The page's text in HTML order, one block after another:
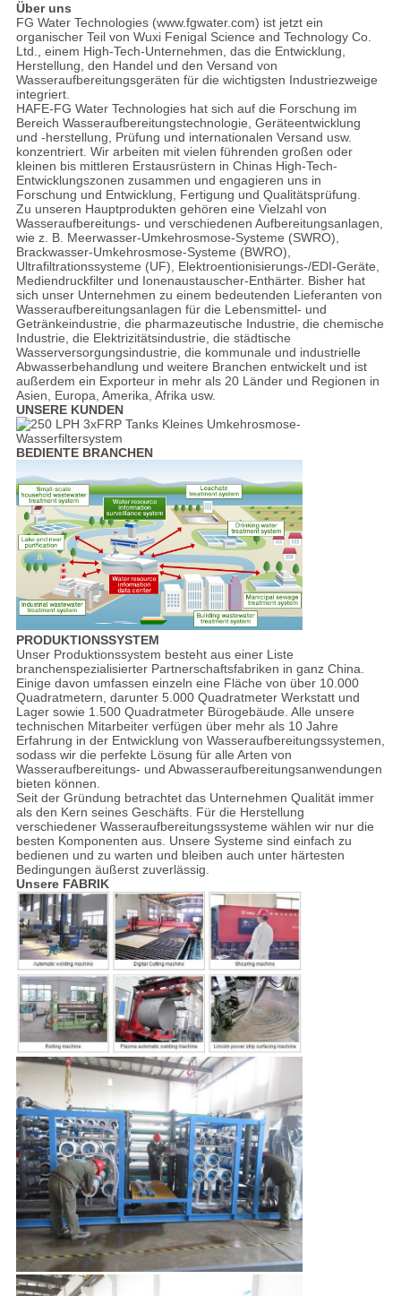
Über uns
FG Water Technologies (www.fgwater.com) ist jetzt ein
organischer Teil von Wuxi Fenigal Science and Technology Co.
Ltd., einem High-Tech-Unternehmen, das die Entwicklung,
Herstellung, den Handel und den Versand von
Wasseraufbereitungsgeräten für die wichtigsten Industriezweige
integriert.
HAFE-FG Water Technologies hat sich auf die Forschung im
Bereich Wasseraufbereitungstechnologie, Geräteentwicklung
und -herstellung, Prüfung und internationalen Versand usw.
konzentriert. Wir arbeiten mit vielen führenden großen oder
kleinen bis mittleren Erstausrüstern in Chinas High-Tech-
Entwicklungszonen zusammen und engagieren uns in
Forschung und Entwicklung, Fertigung und Qualitätsprüfung.
Zu unseren Hauptprodukten gehören eine Vielzahl von
Wasseraufbereitungs- und verschiedenen Aufbereitungsanlagen,
wie z. B. Meerwasser-Umkehrosmose-Systeme (SWRO),
Brackwasser-Umkehrosmose-Systeme (BWRO),
Ultrafiltrationssysteme (UF), Elektroentionisierungs-/EDI-Geräte,
Mediendruckfilter und Ionenaustauscher-Enthärter. Bisher hat
sich unser Unternehmen zu einem bedeutenden Lieferanten von
Wasseraufbereitungsanlagen für die Lebensmittel- und
Getränkeindustrie, die pharmazeutische Industrie, die chemische
Industrie, die Elektrizitätsindustrie, die städtische
Wasserversorgungsindustrie, die kommunale und industrielle
Abwasserbehandlung und weitere Branchen entwickelt und ist
außerdem ein Exporteur in mehr als 20 Länder und Regionen in
Asien, Europa, Amerika, Afrika usw.
UNSERE KUNDEN
BEDIENTE BRANCHEN
PRODUKTIONSSYSTEM
Unser Produktionssystem besteht aus einer Liste
branchenspezialisierter Partnerschaftsfabriken in ganz China.
Einige davon umfassen einzeln eine Fläche von über 10.000
Quadratmetern, darunter 5.000 Quadratmeter Werkstatt und
Lager sowie 1.500 Quadratmeter Bürogebäude. Alle unsere
technischen Mitarbeiter verfügen über mehr als 10 Jahre
Erfahrung in der Entwicklung von Wasseraufbereitungssystemen,
sodass wir die perfekte Lösung für alle Arten von
Wasseraufbereitungs- und Abwasseraufbereitungsanwendungen
bieten können.
Seit der Gründung betrachtet das Unternehmen Qualität immer
als den Kern seines Geschäfts. Für die Herstellung
verschiedener Wasseraufbereitungssysteme wählen wir nur die
besten Komponenten aus. Unsere Systeme sind einfach zu
bedienen und zu warten und bleiben auch unter härtesten
Bedingungen äußerst zuverlässig.
Unsere FABRIK